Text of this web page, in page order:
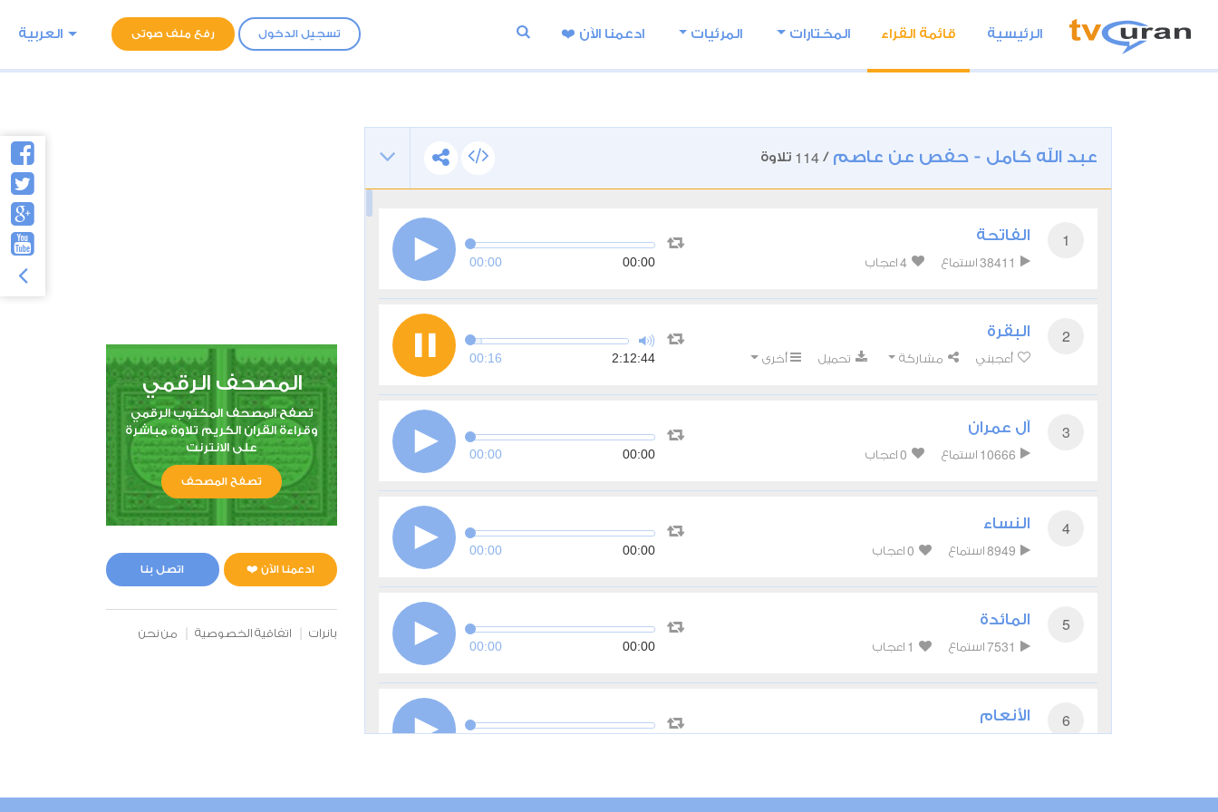
تسجيل الدخول رفع ملف صوتى العربية الرئيسية قائمة القراء المختارات المرئيات ادعمنا اﻵن ❤️
عبد الله كامل - حفص عن عاصم /
114 تلاوة
1 الفاتحة
38411 استماع 4 اعجاب 00:00 00:00
2 البقرة
أعجبني مشاركة تحميل أخرى 00:16 2:12:44
3 آل عمران
10666 استماع 0 اعجاب 00:00 00:00
4 النساء
8949 استماع 0 اعجاب 00:00 00:00
5 المائدة
7531 استماع 1 اعجاب 00:00 00:00
6 الأنعام
المصحف الرقمي
تصفح المصحف المكتوب الرقمي
وقراءة القران الكريم تلاوة مباشرة
على الانترنت
تصفح المصحف
ادعمنا الآن ❤️ اتصل بنا
بانرات اتفاقية الخصوصية من نحن